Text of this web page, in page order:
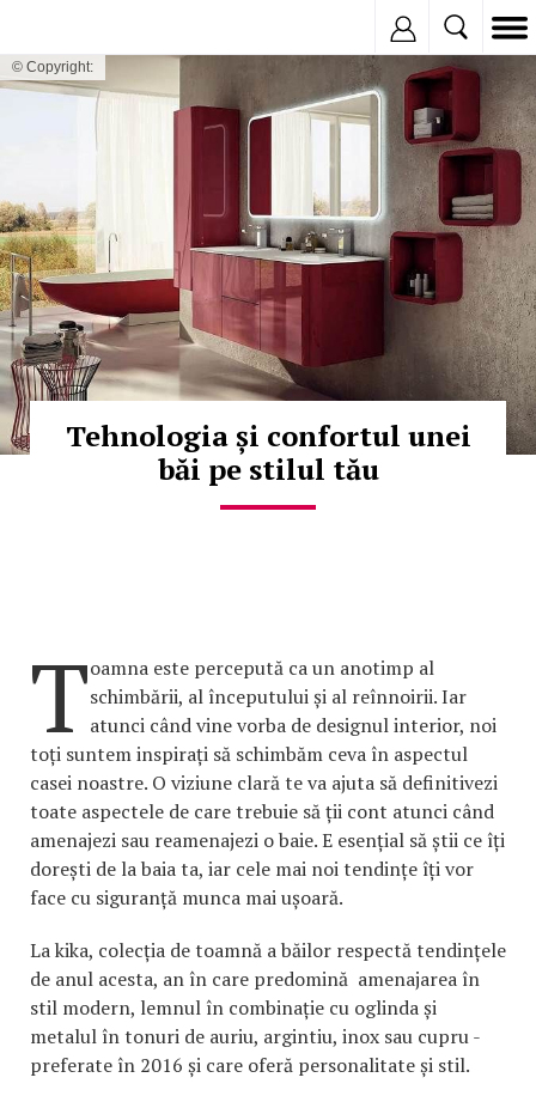
© Copyright:
Tehnologia și confortul unei
băi pe stilul tău
Toamna este percepută ca un anotimp al
schimbării, al începutului și al reînnoirii. Iar
atunci când vine vorba de designul interior, noi
toți suntem inspirați să schimbăm ceva în aspectul
casei noastre. O viziune clară te va ajuta să definitivezi
toate aspectele de care trebuie să ții cont atunci când
amenajezi sau reamenajezi o baie. E esențial să știi ce îți
dorești de la baia ta, iar cele mai noi tendințe îți vor
face cu siguranță munca mai ușoară.
La kika, colecția de toamnă a băilor respectă tendințele
de anul acesta, an în care predomină amenajarea în
stil modern, lemnul în combinație cu oglinda și
metalul în tonuri de auriu, argintiu, inox sau cupru -
preferate în 2016 și care oferă personalitate și stil.